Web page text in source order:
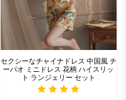
セクシーなチャイナドレス 中国風 チ
ーパオ ミニドレス 花柄 ハイスリッ
ト ランジェリー セット